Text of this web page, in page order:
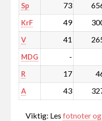
Sp 73
KrF 49
V 41
MDG -
R 17
A 43
Viktig: Lesfotnoter